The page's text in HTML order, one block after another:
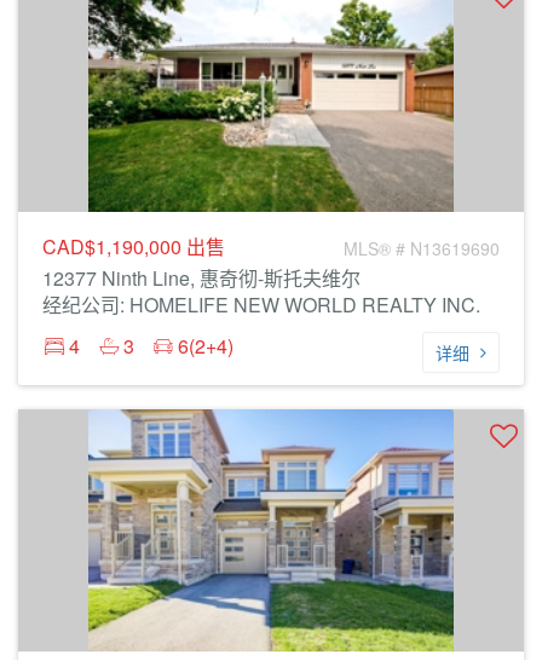
CAD$1,190,000 出售 MLS® # N13619690
12377 Ninth Line, 惠奇彻-斯托夫维尔
经纪公司: HOMELIFE NEW WORLD REALTY INC.
4
3 6(2+4) 详细